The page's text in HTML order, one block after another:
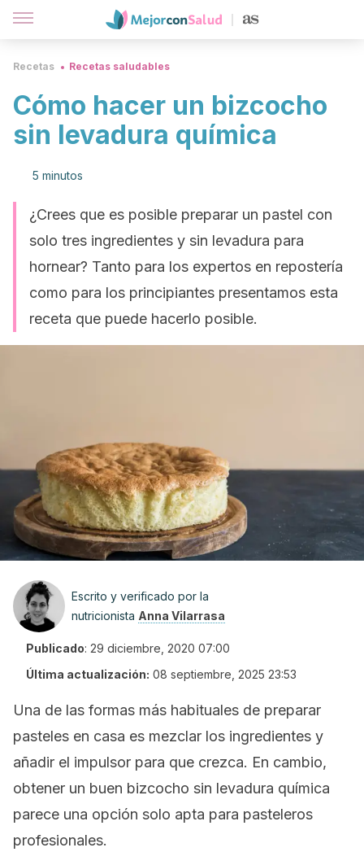
Recetas Recetas saludables
Cómo hacer un bizcocho
sin levadura química
5 minutos
¿Crees que es posible preparar un pastel con
solo tres ingredientes y sin levadura para
hornear? Tanto para los expertos en repostería
como para los principiantes presentamos esta
receta que puede hacerlo posible.
Escrito y verificado por la
nutricionista Anna Vilarrasa
Publicado: 29 diciembre, 2020 07:00
Última actualización: 08 septiembre, 2025 23:53
Una de las formas más habituales de preparar
pasteles en casa es mezclar los ingredientes y
añadir el impulsor para que crezca. En cambio,
obtener un buen bizcocho sin levadura química
parece una opción solo apta para pasteleros
profesionales.